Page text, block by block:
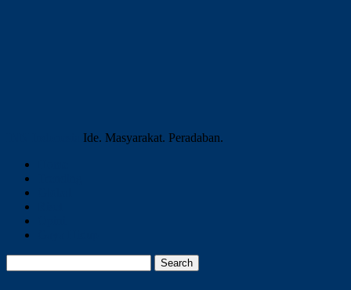
Ide. Masyarakat. Peradaban.